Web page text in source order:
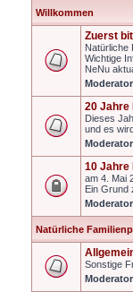
Willkommen
Zuerst
Natürliche
Wichtige
NeNu
20 Jahre
Dieses
und es
10 Jahre
am 4. Mai
Ein Grund
Natürliche
Sonstige